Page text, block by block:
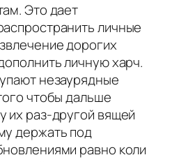
Это дает
личные
дорогих
личную харч.
незаурядные
чтобы дальше
их раз-другой вящей
держать под
равно коли